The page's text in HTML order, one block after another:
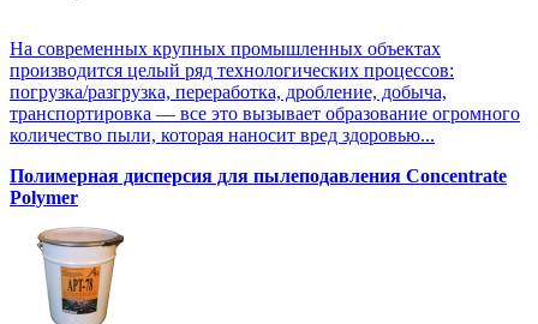
На современных крупных промышленных объектах
производится целый ряд технологических процессов:
погрузка/разгрузка, переработка, дробление, добыча,
транспортировка — все это вызывает образование огромного
количество пыли, которая наносит вред здоровью...
Полимерная дисперсия для пылеподавления Concentrate
Polymer